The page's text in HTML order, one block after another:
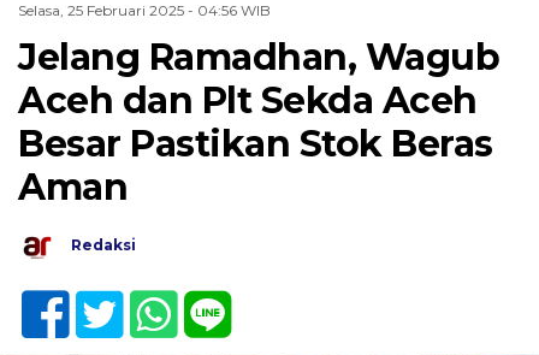
Selasa, 25 Februari 2025 - 04:56 WIB
Jelang Ramadhan, Wagub
Aceh dan Plt Sekda Aceh
Besar Pastikan Stok Beras
Aman
Redaksi